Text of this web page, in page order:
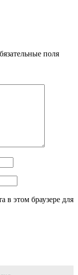
поля
в этом браузере для